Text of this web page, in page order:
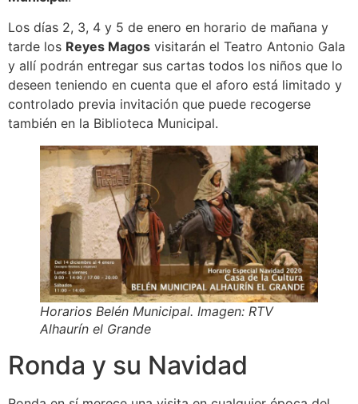
Los días 2, 3, 4 y 5 de enero en horario de mañana y
tarde los Reyes Magos visitarán el Teatro Antonio Gala
y allí podrán entregar sus cartas todos los niños que lo
deseen teniendo en cuenta que el aforo está limitado y
controlado previa invitación que puede recogerse
también en la Biblioteca Municipal.
Horarios Belén Municipal. Imagen: RTV
Alhaurín el Grande
Ronda y su Navidad